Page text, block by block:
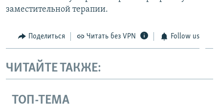
заместительной терапии.
Поделиться Читать без VPN Follow us
ЧИТАЙТЕ ТАКЖЕ:
ТОП-ТЕМА